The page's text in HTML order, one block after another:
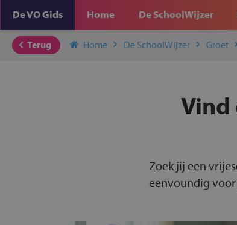
De VO Gids Home De SchoolWijzer
Terug Home De SchoolWijzer Groet
Vind
Zoek jij een
eenvoundig